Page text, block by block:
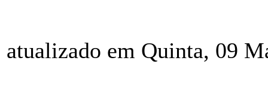
atualizado em Quinta, 09